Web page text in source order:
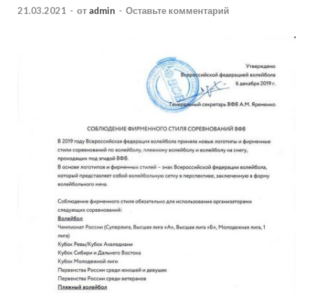
21.03.2021 - от admin - Оставьте комментарий